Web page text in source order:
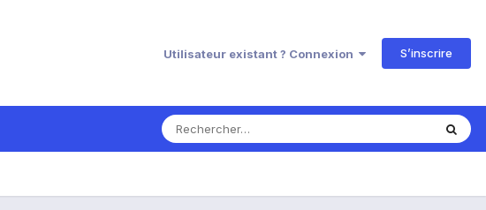
Utilisateur existant ? Connexion S’inscrire